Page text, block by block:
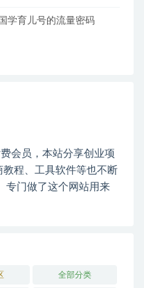
学育儿号的流量密码
会员，本站分享创业项
教程、工具软件等也不断
专门做了这个网站用来
全部分类